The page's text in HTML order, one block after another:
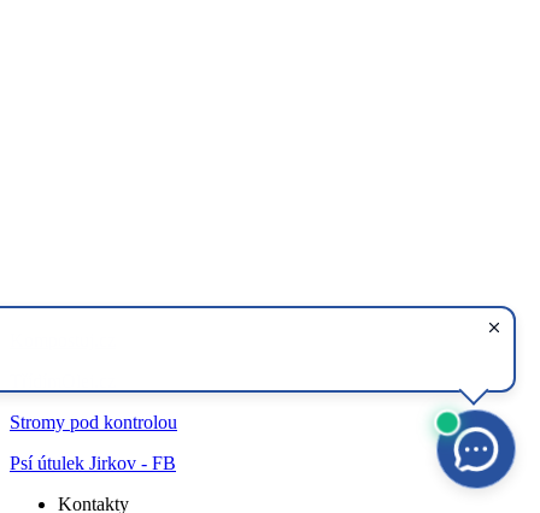
Stromy pod kontrolou
Psí útulek Jirkov - FB
Kontakty